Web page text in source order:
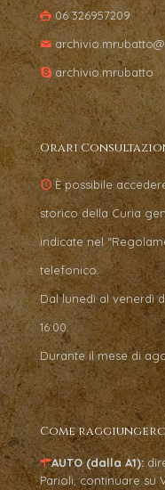
06 326957209
archivio.mrubatto
Orari
È possibile
storico della Curia
indicate nel
telefonico.
Dal lunedì al venerdì
16:00.
Durante il mese di
Come
AUTO (dalla A1):
Parioli, continuare su